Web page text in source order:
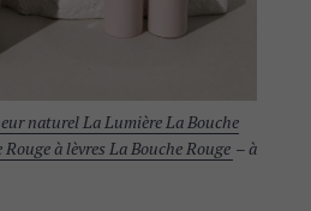
naturel La Lumière La Bouche
Rouge à lèvres La Bouche Rouge – à